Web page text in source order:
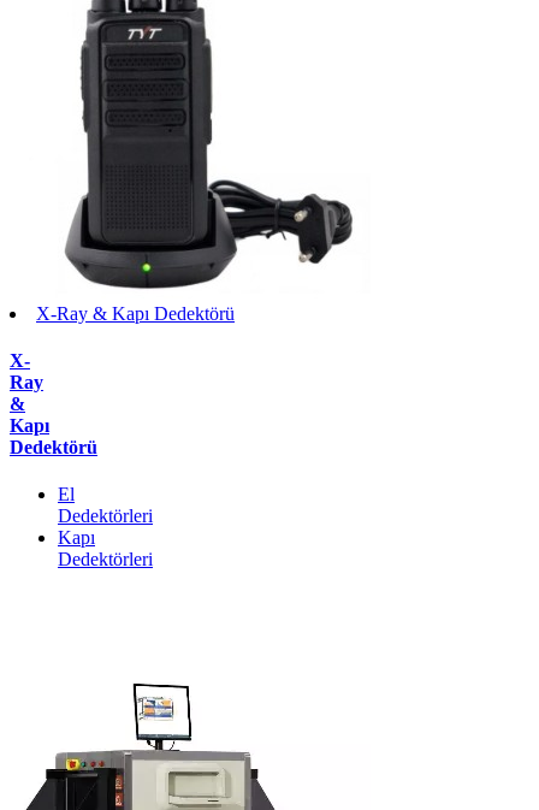
X-Ray & Kapı Dedektörü
X-
Ray
&
Kapı
Dedektörü
El
Dedektörleri
Kapı
Dedektörleri